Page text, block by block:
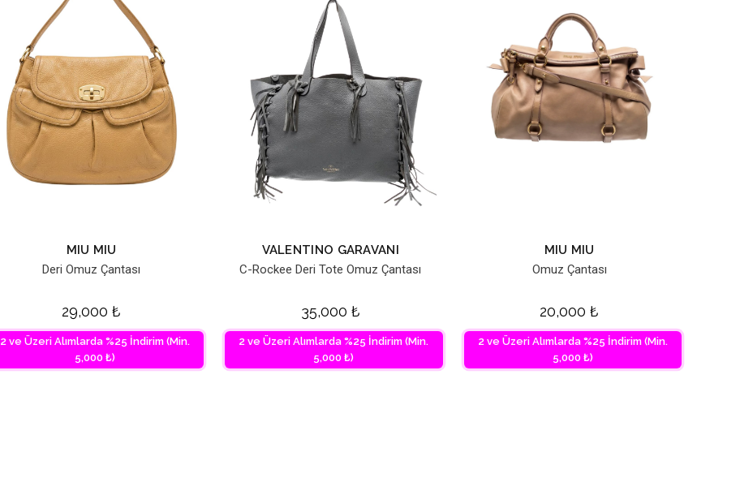
MIU MIU
Deri Omuz Çantası
29,000₺
2 ve Üzeri Alımlarda %25 İndirim (Min.
5,000 ₺)
VALENTINO GARAVANI
C-Rockee Deri Tote Omuz Çantası
35,000 ₺
2 ve Üzeri Alımlarda %25 İndirim (Min.
5,000 ₺)
MIU MIU
Omuz Çantası
20,000₺
2 ve Üzeri Alımlarda %25 İndirim (Min.
5,000 ₺)